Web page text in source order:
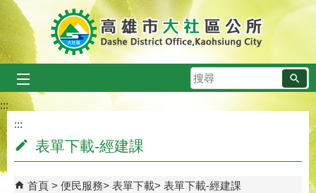
跳到主要內容區塊
搜
尋
:::
:::
表單下載-經建課
首頁 便民服務 表單下載 表單下載-經建課